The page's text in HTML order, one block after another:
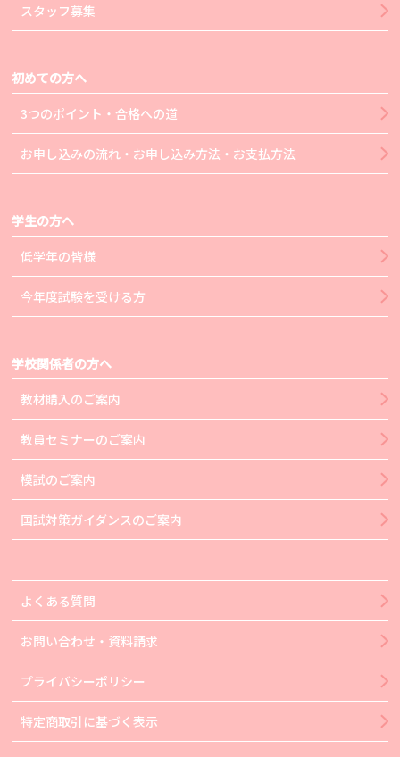
スタッフ募集
初めての方へ
3つのポイント・合格への道
お申し込みの流れ・お申し込み方法・お支払方法
学生の方へ
低学年の皆様
今年度試験を受ける方
学校関係者の方へ
教材購入のご案内
教員セミナーのご案内
模試のご案内
国試対策ガイダンスのご案内
よくある質問
お問い合わせ・資料請求
プライバシーポリシー
特定商取引に基づく表示